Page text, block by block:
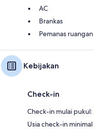
AC
Brankas
Pemanas ruangan
Kebijakan
Check-in
Check-in mulai
Usia check-in minimal